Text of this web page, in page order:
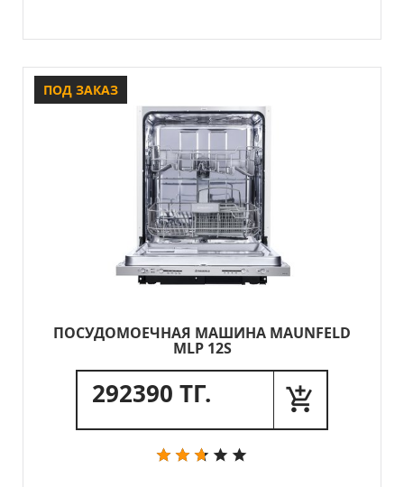
ПОСУДОМОЕЧНАЯ МАШИНА MAUNFELD
MLP 12S
292390 ТГ.
ПОД ЗАКАЗ